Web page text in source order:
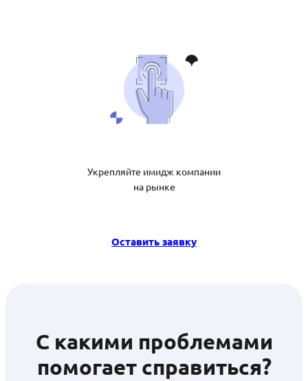
Укрепляйте имидж компании
на рынке
Оставить заявку
С какими проблемами
помогает справиться?